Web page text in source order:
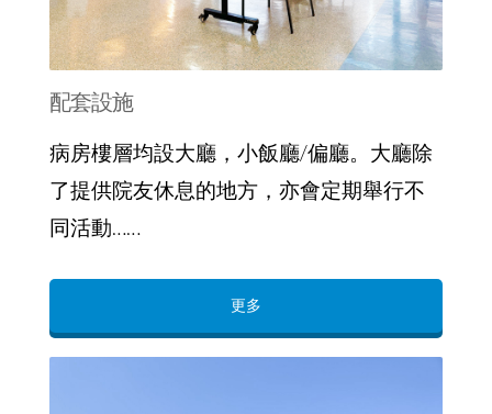
了提供院友休息的地方，亦會定期舉行不
同活動……